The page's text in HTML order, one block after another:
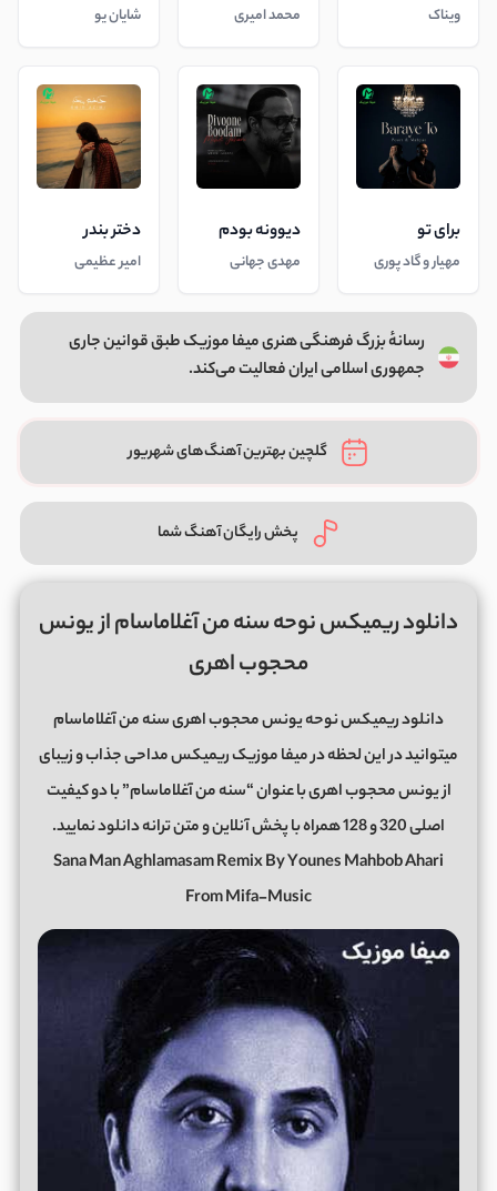
ویناک محمد امیری شایان یو
برای تو
مهیار و گاد پوری
دیوونه بودم
مهدی جهانی
دختر بندر
امیر عظیمی
رسانهٔ بزرگ فرهنگی هنری میفا موزیک طبق قوانین جاری
جمهوری اسلامی ایران فعالیت می‌کند.
گلچین بهترین آهنگ‌های شهریور
پخش رایگان آهنگ شما
دانلود ریمیکس نوحه سنه من آغلاماسام از یونس
محجوب اهری
دانلود ریمیکس نوحه یونس محجوب اهری سنه من آغلاماسام
میتوانید در این لحظه در میفا موزیک ریمیکس مداحی جذاب و زیبای
از یونس محجوب اهری با عنوان “سنه من آغلاماسام” با دو کیفیت
اصلی 320 و 128 همراه با پخش آنلاین و متن ترانه دانلود نمایید.
Sana Man Aghlamasam Remix By Younes Mahbob Ahari
From Mifa-Music